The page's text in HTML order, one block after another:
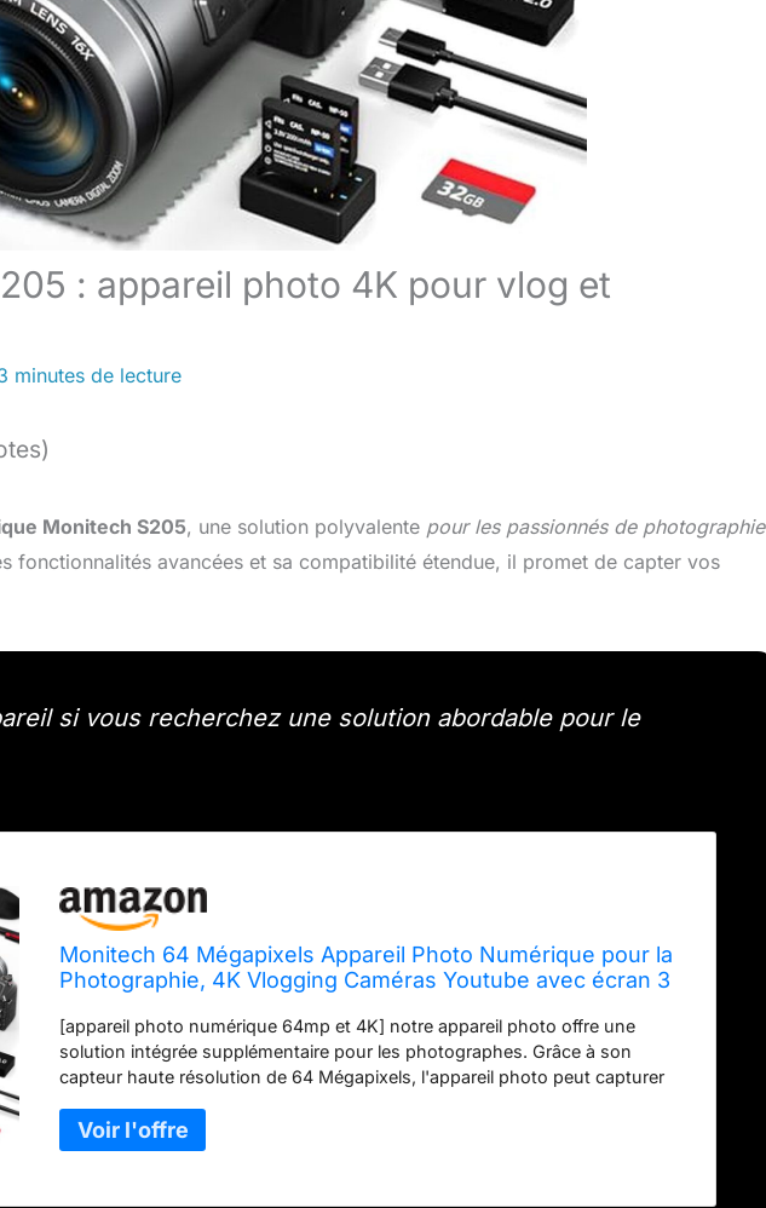
: appareil photo 4K pour vlog et
minutes de lecture
Monitech S205, une solution polyvalente pour les passionnés de photographie
fonctionnalités avancées et sa compatibilité étendue, il promet de capter vos
si vous recherchez une solution abordable pour le
Monitech 64 Mégapixels Appareil Photo Numérique pour la
Photographie, 4K Vlogging Caméras Youtube avec écran 3
[appareil photo numérique 64mp et 4K] notre appareil photo offre une
solution intégrée supplémentaire pour les photographes. Grâce à son
capteur haute résolution de 64 Mégapixels, l'appareil photo peut capturer
son écran IPS de 3 pouces et sa résolution vidéo 4K, cet appareil photo peut
produire des vidéos HD stables en douceur. En bref, notre caméra vlogging